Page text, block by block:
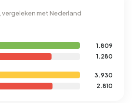
met Nederland
1.809
1.280
3.930
2.810